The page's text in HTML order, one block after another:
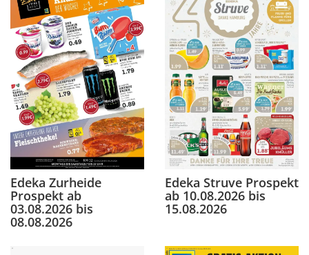
Edeka Zurheide
Prospekt ab
03.08.2026 bis
08.08.2026
Edeka Struve Prospekt
ab 10.08.2026 bis
15.08.2026